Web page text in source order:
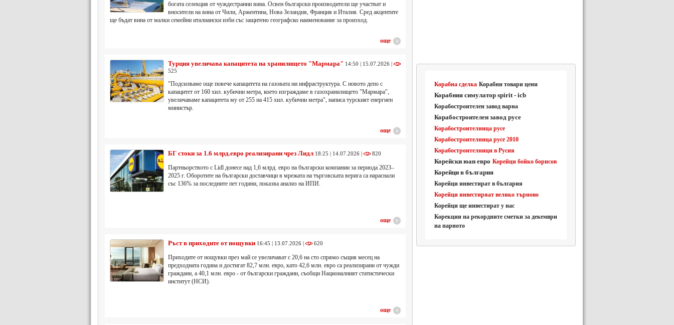
богата селекция от чуждестранни вина. Освен български производители ще участват и
вносители на вина от Чили, Аржентина, Нова Зеландия, Франция и Италия. Сред акцентите
ще бъдат вина от малки семейни италиански изби със защитено географско наименование за произход.
още
Турция увеличава капацитета на хранилището "Мармара" 14:50 | 15.07.2026 |
525
"Подсилваме още повече капацитета на газовата ни инфраструктура. С новото депо с
капацитет от 160 хил. кубични метра, което изграждаме в газохранилището "Мармара",
увеличаваме капацитета му от 255 на 415 хил. кубични метра", написа турският енергиен
министър.
още
БГ стоки за 1.6 млрд.евро реализирани чрез Лидл 18:25 | 14.07.2026 | 820
Партньорството с Lidl донесе над 1,6 млрд. евро на български компании за периода 2023–
2025 г. Оборотите на български доставчици в мрежата на търговската верига са нараснали
със 136% за последните пет години, показва анализ на ИПИ.
още
Ръст в приходите от нощувки 16:45 | 13.07.2026 | 620
Приходите от нощувки през май се увеличават с 20,6 на сто спрямо същия месец на
предходната година и достигат 82,7 млн. евро, като 42,6 млн. евро са реализирани от чужди
граждани, а 40,1 млн. евро - от български граждани, съобщи Националният статистически
институт (НСИ).
още
Корабна сделка Корабни товари цени
Корабния симулатор spirit - icb
Корабостроителен завод варна
Корабостроителен завод русе
Корабостроителница русе
Корабостроителница русе 2010
Корабостроителници в Русия
Корейски юан евро Корейци бойко борисов
Корейци в българия
Корейци инвестират в българия
Корейци инвестиряат велико търново
Корейци ще инвестират у нас
Корекции на рекордните сметки за декември
на парното